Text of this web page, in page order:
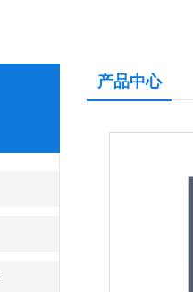
产品中心